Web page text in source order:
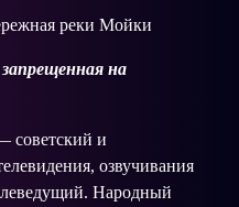
реки Мойки
на
советский и
озвучивания
Народный